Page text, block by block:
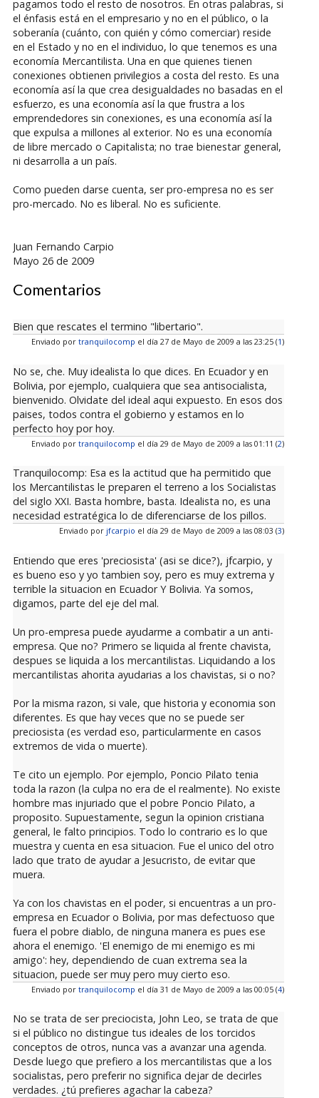
pagamos todo el resto de nosotros. En otras palabras, si
el énfasis está en el empresario y no en el público, o la
soberanía (cuánto, con quién y cómo comerciar) reside
en el Estado y no en el individuo, lo que tenemos es una
economía Mercantilista. Una en que quienes tienen
conexiones obtienen privilegios a costa del resto. Es una
economía así la que crea desigualdades no basadas en el
esfuerzo, es una economía así la que frustra a los
emprendedores sin conexiones, es una economía así la
que expulsa a millones al exterior. No es una economía
de libre mercado o Capitalista; no trae bienestar general,
ni desarrolla a un país.
Como pueden darse cuenta, ser pro-empresa no es ser
pro-mercado. No es liberal. No es suficiente.
Juan Fernando Carpio
Mayo 26 de 2009
Comentarios
Bien que rescates el termino "libertario".
Enviado por tranquilocomp el día 27 de Mayo de 2009 a las 23:25 (1)
No se, che. Muy idealista lo que dices. En Ecuador y en
Bolivia, por ejemplo, cualquiera que sea antisocialista,
bienvenido. Olvidate del ideal aqui expuesto. En esos dos
paises, todos contra el gobierno y estamos en lo
perfecto hoy por hoy.
Enviado por tranquilocomp el día 29 de Mayo de 2009 a las 01:11 (2)
Tranquilocomp: Esa es la actitud que ha permitido que
los Mercantilistas le preparen el terreno a los Socialistas
del siglo XXI. Basta hombre, basta. Idealista no, es una
necesidad estratégica lo de diferenciarse de los pillos.
Enviado por jfcarpio el día 29 de Mayo de 2009 a las 08:03 (3)
Entiendo que eres 'preciosista' (asi se dice?), jfcarpio, y
es bueno eso y yo tambien soy, pero es muy extrema y
terrible la situacion en Ecuador Y Bolivia. Ya somos,
digamos, parte del eje del mal.
Un pro-empresa puede ayudarme a combatir a un anti-
empresa. Que no? Primero se liquida al frente chavista,
despues se liquida a los mercantilistas. Liquidando a los
mercantilistas ahorita ayudarias a los chavistas, si o no?
Por la misma razon, si vale, que historia y economia son
diferentes. Es que hay veces que no se puede ser
preciosista (es verdad eso, particularmente en casos
extremos de vida o muerte).
Te cito un ejemplo. Por ejemplo, Poncio Pilato tenia
toda la razon (la culpa no era de el realmente). No existe
hombre mas injuriado que el pobre Poncio Pilato, a
proposito. Supuestamente, segun la opinion cristiana
general, le falto principios. Todo lo contrario es lo que
muestra y cuenta en esa situacion. Fue el unico del otro
lado que trato de ayudar a Jesucristo, de evitar que
muera.
Ya con los chavistas en el poder, si encuentras a un pro-
empresa en Ecuador o Bolivia, por mas defectuoso que
fuera el pobre diablo, de ninguna manera es pues ese
ahora el enemigo. 'El enemigo de mi enemigo es mi
amigo': hey, dependiendo de cuan extrema sea la
situacion, puede ser muy pero muy cierto eso.
Enviado por tranquilocomp el día 31 de Mayo de 2009 a las 00:05 (4)
No se trata de ser preciocista, John Leo, se trata de que
si el público no distingue tus ideales de los torcidos
conceptos de otros, nunca vas a avanzar una agenda.
Desde luego que prefiero a los mercantilistas que a los
socialistas, pero preferir no significa dejar de decirles
verdades. ¿tú prefieres agachar la cabeza?